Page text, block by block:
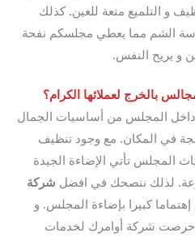
و التلميع متعة للعين. كذلك
الشم مما يعطي مجلسكم نفحة
و يريح النفس.
بالخرج لعملائها الكرام؟
داخل المجلس من أساسيات الجمال
في المكان. مع وجود تنظيف
المجلس تأتي الإضاءة الجيدة
لذلك ننصحك في افضل شركة
إهتماما كبيرا بإضاءة المجلس. و
، حرصت شركة أوامرك لخدمات